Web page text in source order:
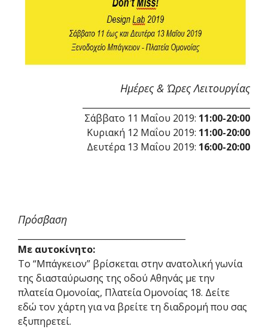
Ημέρες & Ώρες Λειτουργίας
Σάββατο 11 Μαΐου 2019: 11:00-20:00
Κυριακή 12 Μαΐου 2019: 11:00-20:00
Δευτέρα 13 Μαΐου 2019: 16:00-20:00
Πρόσβαση
Με αυτοκίνητο:
Το “Μπάγκειον” βρίσκεται στην ανατολική γωνία
της διασταύρωσης της οδού Αθηνάς με την
πλατεία Ομονοίας, Πλατεία Ομονοίας 18. Δείτε
εδώ τον χάρτη για να βρείτε τη διαδρομή που σας
εξυπηρετεί.